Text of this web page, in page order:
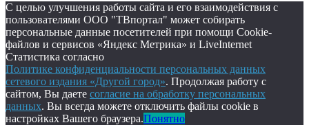
С целью улучшения работы сайта и его взаимодействия с
пользователями ООО "ТВпортал" может собирать
персональные данные посетителей при помощи Cookie-
файлов и сервисов «Яндекс Метрика» и LiveInternet
Статистика согласно
Политике конфиденциальности персональных данных
сетевого издания «Другой город». Продолжая работу с
сайтом, Вы даете согласие на обработку персональных
данных. Вы всегда можете отключить файлы cookie в
настройках Вашего браузера.Понятно